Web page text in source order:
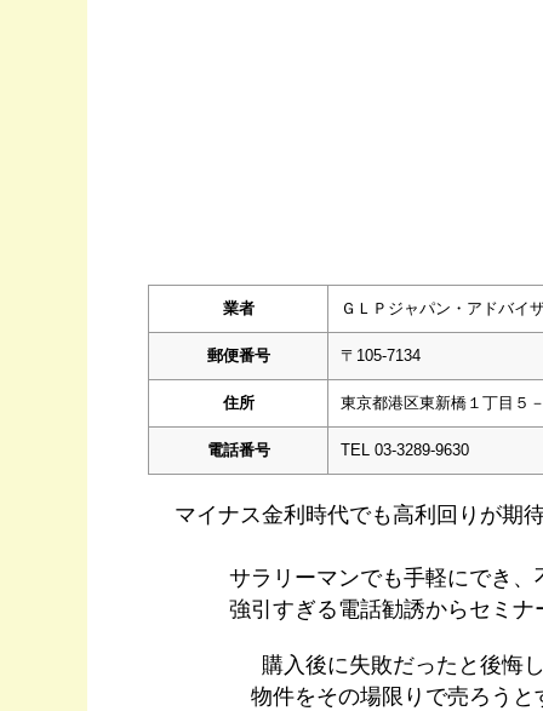
業者 ＧＬＰジャパン・アドバイ
郵便番号 〒105-7134
住所 東京都港区東新橋１丁目５
電話番号 TEL 03-3289-9630
マイナス金利時代でも高利回りが期
サラリーマンでも手軽にでき
強引すぎる電話勧誘からセミ
購入後に失敗だったと後悔
物件をその場限りで売ろうと